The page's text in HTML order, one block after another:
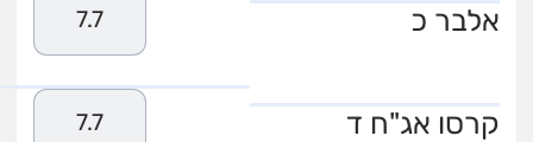
אלבר כ 7.7
קרסו אג"ח ד 7.7